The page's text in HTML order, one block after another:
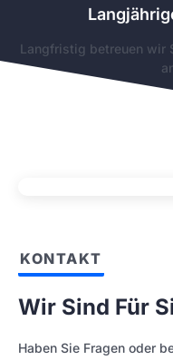
Langfristig betreuen wir
KONTAKT
Wir Sind Für
Haben Sie Fragen oder